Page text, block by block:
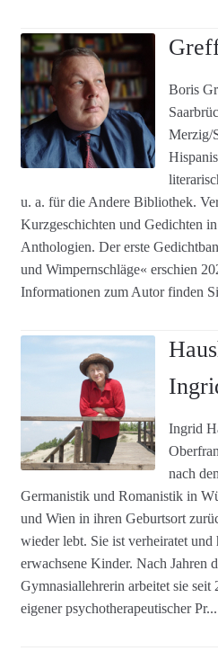
Boris
Merzig/
u. a. für die Andere Bibliothek.
Kurzgeschichten und Gedichten
Anthologien. Der erste
und Wimpernschläge« erschien
Informationen zum Autor finden
Ingrid
nach
Germanistik und Romanistik in
und Wien in ihren Geburtsort
wieder lebt. Sie ist verheiratet und
erwachsene Kinder. Nach Jahren
Gymnasiallehrerin arbeitet sie seit
eigener psychotherapeutischer Pr...